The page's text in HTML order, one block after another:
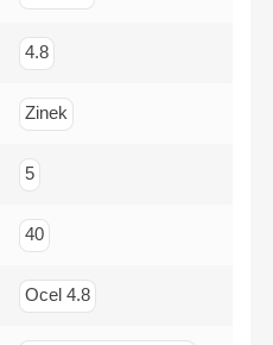
4.8
Zinek
5
40
Ocel 4.8